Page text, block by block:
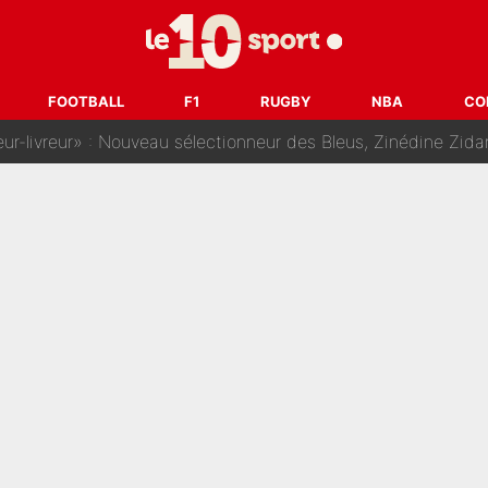
FOOTBALL F1 RUGBY NBA
Tadej Pogacar : Le transfert qui effraie le peloton, «c’est la
signatures en pleine crise financière : L’IA propose sept noms à l’OM
: Nouveau sélectionneur des Bleus, Zinédine Zidane s’était imaginé